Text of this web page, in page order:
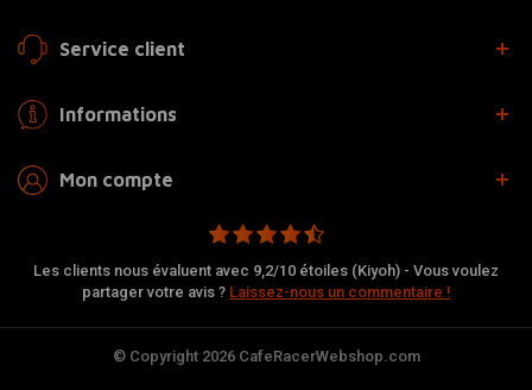
Service client
Informations
Mon compte
Les clients nous évaluent avec 9,2/10 étoiles (Kiyoh) - Vous voulez
partager votre avis ? Laissez-nous un commentaire !
© Copyright 2026 CafeRacerWebshop.com